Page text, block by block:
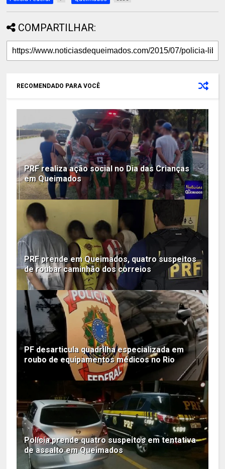
COMPARTILHAR:
RECOMENDADO PARA VOCÊ
PRF realiza ação social no Dia das Crianças
em Queimados
PRF prende em Queimados, quatro suspeitos
de roubar caminhão dos correios
PF desarticula quadrilha especializada em
roubo de equipamentos médicos no Rio
Polícia prende quatro suspeitos em tentativa
de assalto em Queimados